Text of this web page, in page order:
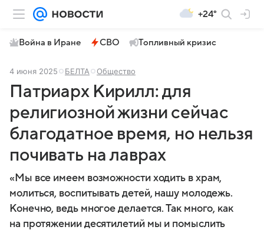
+24°
Война в Иране СВО Топливный кризис
4 июня 2025 БЕЛТА Общество
Патриарх Кирилл: для
религиозной жизни сейчас
благодатное время, но нельзя
почивать на лаврах
«Мы все имеем возможности ходить в храм,
молиться, воспитывать детей, нашу молодежь.
Конечно, ведь многое делается. Так много, как
на протяжении десятилетий мы и помыслить